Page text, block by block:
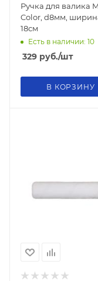
Ручка для валика
Color, d8мм,
18см
Есть в наличии: 10
329 руб./шт
В КОРЗИНУ